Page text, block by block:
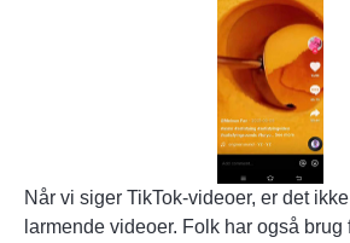
Når vi siger TikTok-videoer, er det
larmende videoer. Folk har også brug